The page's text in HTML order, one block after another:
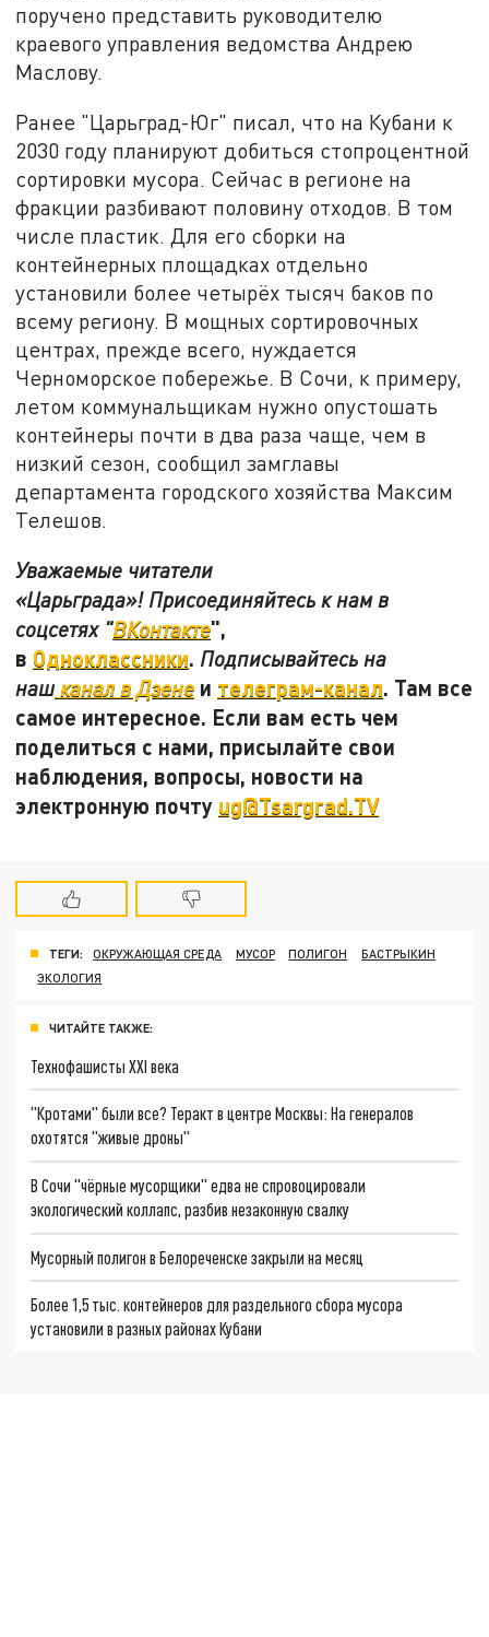
поручено представить руководителю
краевого управления ведомства Андрею
Маслову.
Ранее "Царьград-Юг" писал, что на Кубани к
2030 году планируют добиться стопроцентной
сортировки мусора. Сейчас в регионе на
фракции разбивают половину отходов. В том
числе пластик. Для его сборки на
контейнерных площадках отдельно
установили более четырёх тысяч баков по
всему региону. В мощных сортировочных
центрах, прежде всего, нуждается
Черноморское побережье. В Сочи, к примеру,
летом коммунальщикам нужно опустошать
контейнеры почти в два раза чаще, чем в
низкий сезон, сообщил замглавы
департамента городского хозяйства Максим
Телешов.
Уважаемые читатели
«Царьграда»! Присоединяйтесь к нам в
соцсетях "ВКонтакте",
в Одноклассники. Подписывайтесь на
наш канал в Дзене и телеграм-канал. Там все
самое интересное. Если вам есть чем
поделиться с нами, присылайте свои
наблюдения, вопросы, новости на
электронную почту ug@Tsargrad.TV
ТЕГИ: ОКРУЖАЮЩАЯ СРЕДА МУСОР ПОЛИГОН
БАСТРЫКИН
ЭКОЛОГИЯ
ЧИТАЙТЕ ТАКЖЕ:
Технофашисты XXI века
"Кротами" были все? Теракт в центре Москвы: На генералов
охотятся "живые дроны"
В Сочи "чёрные мусорщики" едва не спровоцировали
экологический коллапс, разбив незаконную свалку
Мусорный полигон в Белореченске закрыли на месяц
Более 1,5 тыс. контейнеров для раздельного сбора мусора
установили в разных районах Кубани